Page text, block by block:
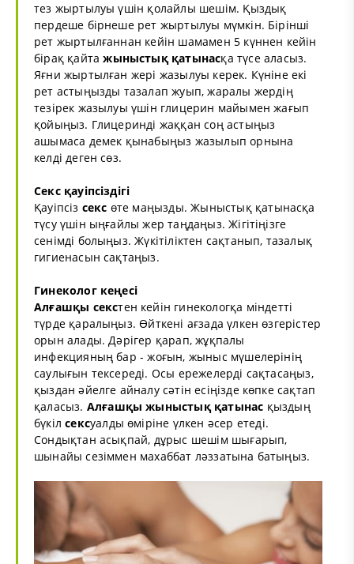
тез жыртылуы үшін қолайлы шешім. Қыздық
пердеше бірнеше рет жыртылуы мүмкін. Бірінші
рет жыртылғаннан кейін шамамен 5 күннен кейін
бірақ қайтажыныстық қатынасқа түсе аласыз.
Яғни жыртылған жері жазылуы керек. Күніне екі
рет астыңызды тазалап жуып, жаралы жердің
тезірек жазылуы үшін глицерин майымен жағып
қойыңыз. Глицеринді жаққан соң астыңыз
ашымаса демек қынабыңыз жазылып орнына
келді деген сөз.
Секс қауіпсіздігі
Қауіпсіз секс өте маңызды. Жыныстық қатынасқа
түсу үшін ыңғайлы жер таңдаңыз. Жігітіңізге
сенімді болыңыз. Жүкітіліктен сақтанып, тазалық
гигиенасын сақтаңыз.
Гинеколог кеңесі
Алғашқы секстен кейін гинекологқа міндетті
түрде қаралыңыз. Өйткені ағзада үлкен өзгерістер
орын алады. Дәрігер қарап, жұқпалы
инфекцияның бар - жоғын, жыныс мүшелерінің
саулығын тексереді. Осы ережелерді сақтасаңыз,
қыздан әйелге айналу сәтін есіңізде көпке сақтап
қаласыз. Алғашқы жыныстық қатынас қыздың
бүкілсексуалды өміріне үлкен әсер етеді.
Сондықтан асықпай, дұрыс шешім шығарып,
шынайы сезіммен махаббат ләззатына батыңыз.